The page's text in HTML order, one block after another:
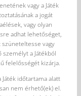
vagy a Játék
a jogát
vagy olyan
adhat lehetőséget,
szüneteltesse vagy
a Játékból
felelősségét kizárja.
időtartama alatt
nem érhető(ek) el.